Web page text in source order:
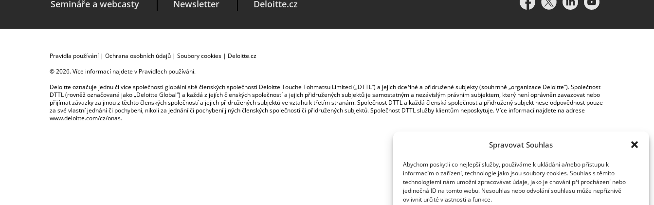
Spravovat Souhlas
Abychom poskytli co nejlepší služby, používáme k ukládání a/nebo přístupu k
informacím o zařízení, technologie jako jsou soubory cookies. Souhlas s těmito
technologiemi nám umožní zpracovávat údaje, jako je chování při procházení nebo
jedinečná ID na tomto webu. Nesouhlas nebo odvolání souhlasu může nepříznivě
ovlivnit určité vlastnosti a funkce.
Semináře a webcasty Newsletter Deloitte.cz
Pravidla používání | Ochrana osobních údajů | Soubory cookies | Deloitte.cz
© 2026. Více informací najdete v Pravidlech používání.
Deloitte označuje jednu či více společností globální sítě členských společností Deloitte Touche Tohmatsu Limited („DTTL“) a jejich dceřiné a přidružené subjekty (souhrnně „organizace Deloitte“). Společnost
DTTL (rovněž označovaná jako „Deloitte Global“) a každá z jejích členských společností a jejich přidružených subjektů je samostatným a nezávislým právním subjektem, který není oprávněn zavazovat nebo
přijímat závazky za jinou z těchto členských společností a jejich přidružených subjektů ve vztahu k třetím stranám. Společnost DTTL a každá členská společnost a přidružený subjekt nese odpovědnost pouze
za své vlastní jednání či pochybení, nikoli za jednání či pochybení jiných členských společností či přidružených subjektů. Společnost DTTL služby klientům neposkytuje. Více informací najdete na adrese
www.deloitte.com/cz/onas.